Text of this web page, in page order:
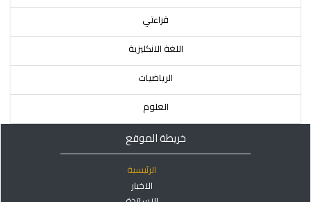
قراءتي
اللغة الانكليزية
الرياضيات
العلوم
خريطة الموقع
الرئيسية
الاخبار